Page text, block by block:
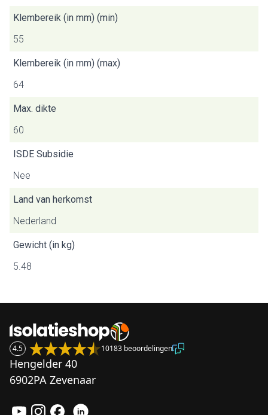
Klembereik (in mm) (min)
55
Klembereik (in mm) (max)
64
Max. dikte
60
ISDE Subsidie
Nee
Land van herkomst
Nederland
Gewicht (in kg)
5.48
4.5 10183 beoordelingen
Hengelder 40
6902PA Zevenaar